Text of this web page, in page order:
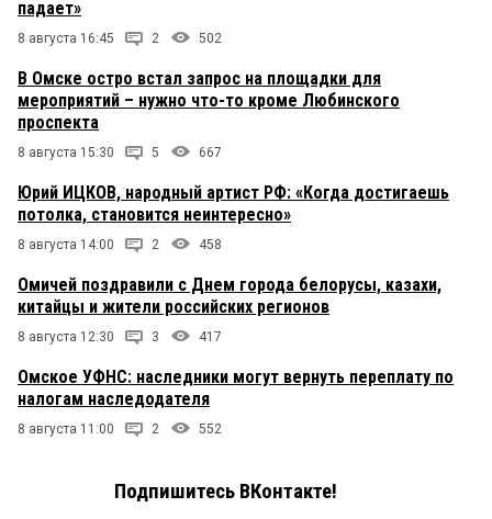
падает»
8 августа 16:45 2 502
В Омске остро встал запрос на площадки для
мероприятий – нужно что-то кроме Любинского
проспекта
8 августа 15:30 5 667
Юрий ИЦКОВ, народный артист РФ: «Когда достигаешь
потолка, становится неинтересно»
8 августа 14:00 2 458
Омичей поздравили с Днем города белорусы, казахи,
китайцы и жители российских регионов
8 августа 12:30 3 417
Омское УФНС: наследники могут вернуть переплату по
налогам наследодателя
8 августа 11:00 2 552
Подпишитесь ВКонтакте!